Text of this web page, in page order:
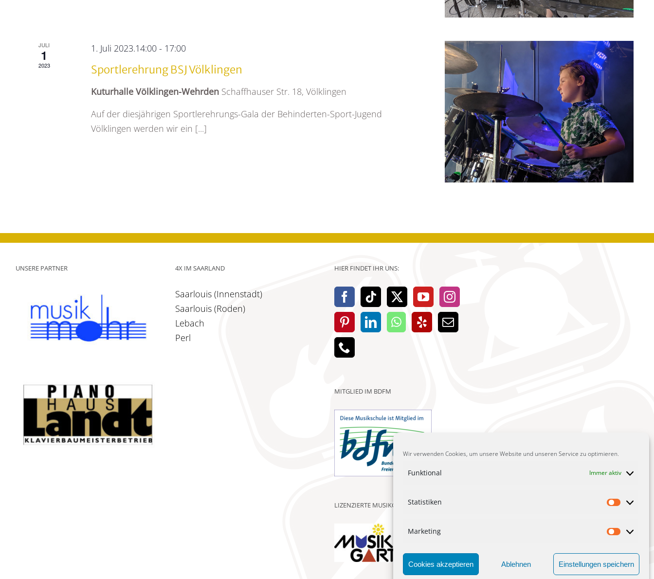
Wir verwenden Cookies, um unsere Website und unseren Service zu optimieren.
Funktional Immer aktiv
Statistiken
Marketing
Cookies akzeptieren Ablehnen Einstellungen speichern
JULI
1
2023
1. Juli 2023.14:00 - 17:00
Sportlerehrung BSJ Völklingen
Kuturhalle Völklingen-Wehrden Schaffhauser Str. 18, Völklingen
Auf der diesjährigen Sportlerehrungs-Gala der Behinderten-Sport-Jugend
Völklingen werden wir ein [...]
UNSERE PARTNER 4X IM SAARLAND
Saarlouis (Innenstadt)
Saarlouis (Roden)
Lebach
Perl
HIER FINDET IHR UNS:
MITGLIED IM BDFM
LIZENZIERTE MUSIKGARTEN-KURSE